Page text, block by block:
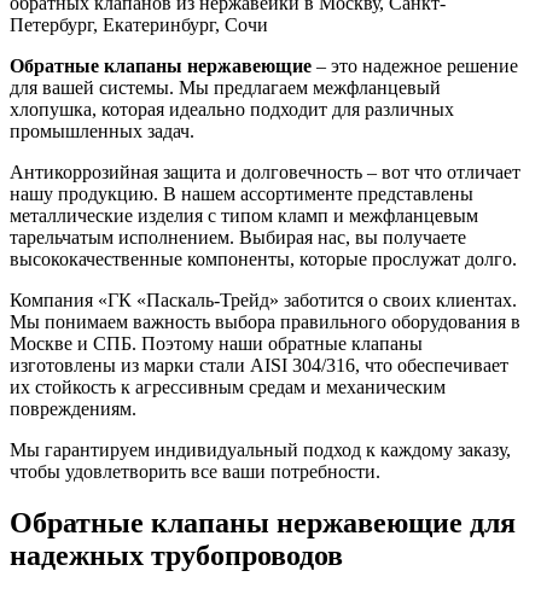
Обратные клапаны нержавеющие – это надежное решение
для вашей системы. Мы предлагаем межфланцевый
хлопушка, которая идеально подходит для различных
промышленных задач.
Антикоррозийная защита и долговечность – вот что отличает
нашу продукцию. В нашем ассортименте представлены
металлические изделия с типом кламп и межфланцевым
тарельчатым исполнением. Выбирая нас, вы получаете
высококачественные компоненты, которые прослужат долго.
Компания «ГК «Паскаль-Трейд» заботится о своих клиентах.
Мы понимаем важность выбора правильного оборудования в
Москве и СПБ. Поэтому наши обратные клапаны
изготовлены из марки стали AISI 304/316, что обеспечивает
их стойкость к агрессивным средам и механическим
повреждениям.
Мы гарантируем индивидуальный подход к каждому заказу,
чтобы удовлетворить все ваши потребности.
Обратные клапаны нержавеющие для
надежных трубопроводов